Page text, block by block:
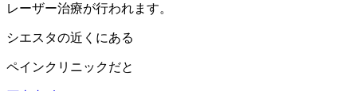
レーザー治療が行われます。
シエスタの近くにある
ペインクリニックだと